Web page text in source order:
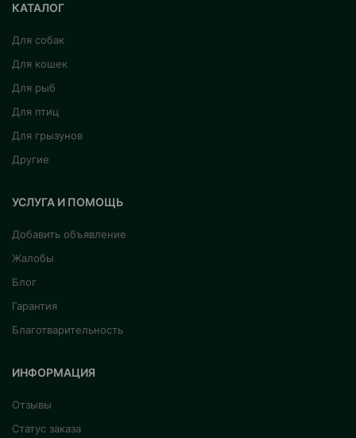
КАТАЛОГ
Для собак
Для кошек
Для рыб
Для птиц
Для грызунов
Другие
УСЛУГА И ПОМОЩЬ
Добавить объявление
Жалобы
Блог
Гарантия
Благотварительность
ИНФОРМАЦИЯ
Отзывы
Статус заказа